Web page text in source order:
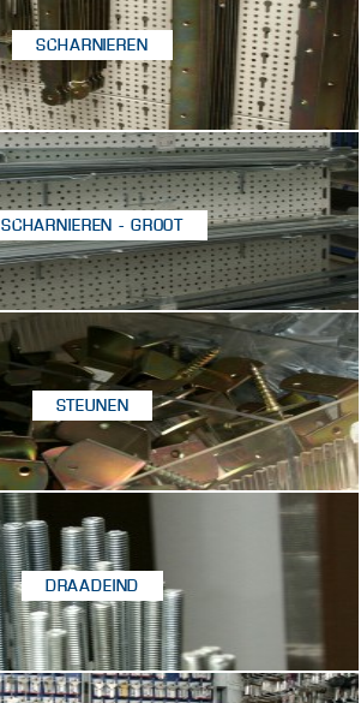
SCHARNIEREN
SCHARNIEREN - GROOT
STEUNEN
DRAADEIND